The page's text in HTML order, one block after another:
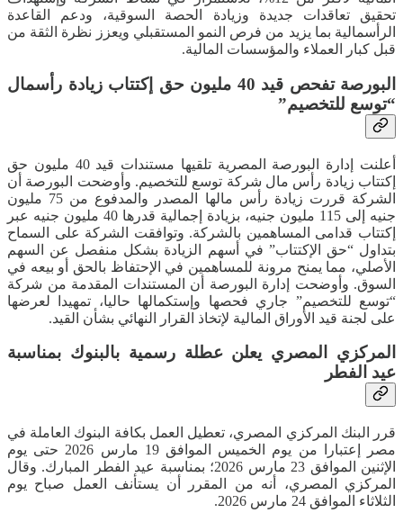
تحقيق تعاقدات جديدة وزيادة الحصة السوقية، ودعم القاعدة
الرأسمالية بما يزيد من فرص النمو المستقبلي ويعزز نظرة الثقة من
قبل كبار العملاء والمؤسسات المالية.
البورصة تفحص قيد 40 مليون حق إكتتاب زيادة رأسمال
“توسع للتخصيم”
أعلنت إدارة البورصة المصرية تلقيها مستندات قيد 40 مليون حق
إكتتاب زيادة رأس مال شركة توسع للتخصيم. وأوضحت البورصة أن
الشركة قررت زيادة رأس مالها المصدر والمدفوع من 75 مليون
جنيه إلى 115 مليون جنيه، بزيادة إجمالية قدرها 40 مليون جنيه عبر
إكتتاب قدامى المساهمين بالشركة. وتوافقت الشركة على السماح
بتداول “حق الإكتتاب” في أسهم الزيادة بشكل منفصل عن السهم
الأصلي، مما يمنح مرونة للمساهمين في الإحتفاظ بالحق أو بيعه في
السوق. وأوضحت إدارة البورصة أن المستندات المقدمة من شركة
“توسع للتخصيم” جاري فحصها وإستكمالها حاليا، تمهيدا لعرضها
على لجنة قيد الأوراق المالية لإتخاذ القرار النهائي بشأن القيد.
المركزي المصري يعلن عطلة رسمية بالبنوك بمناسبة
عيد الفطر
قرر البنك المركزي المصري، تعطيل العمل بكافة البنوك العاملة في
مصر إعتبارا من يوم الخميس الموافق 19 مارس 2026 حتى يوم
الإثنين الموافق 23 مارس 2026؛ بمناسبة عيد الفطر المبارك. وقال
المركزي المصري، أنه من المقرر أن يستأنف العمل صباح يوم
الثلاثاء الموافق 24 مارس 2026.